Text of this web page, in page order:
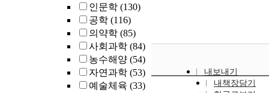
인문학 (130)
공학 (116)
의약학 (85)
사회과학 (84)
농수해양 (54)
자연과학 (53)
예술체육 (33)
내보내기
내책장담기